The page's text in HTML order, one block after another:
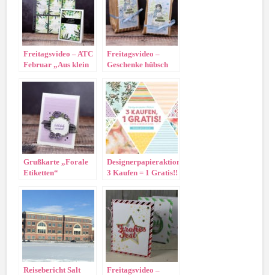
Freitagsvideo – ATC
Februar „Aus klein
Freitagsvideo –
Geschenke hübsch
Grußkarte „Forale
Etiketten“
Designerpapieraktion:
3 Kaufen = 1 Gratis!!
Reisebericht Salt Freitagsvideo –